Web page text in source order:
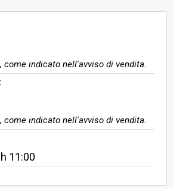
come indicato nell'avviso di vendita.
come indicato nell'avviso di vendita.
h 11:00